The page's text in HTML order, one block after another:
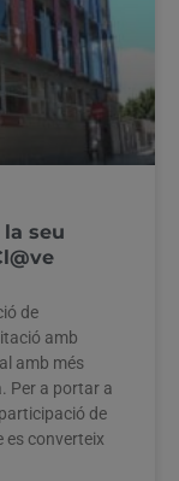
la seu
de
amb
amb més
Per a portar a
de
es converteix